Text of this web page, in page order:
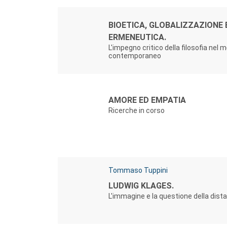
Autori:
Titolo:
BIOETICA, GLOBALIZZAZIONE
ERMENEUTICA.
L'impegno critico della filosofia nel
contemporaneo
Autori:
Titolo:
AMORE ED EMPATIA
Ricerche in corso
Autori:
Tommaso Tuppini
Titolo:
LUDWIG KLAGES.
L'immagine e la questione della